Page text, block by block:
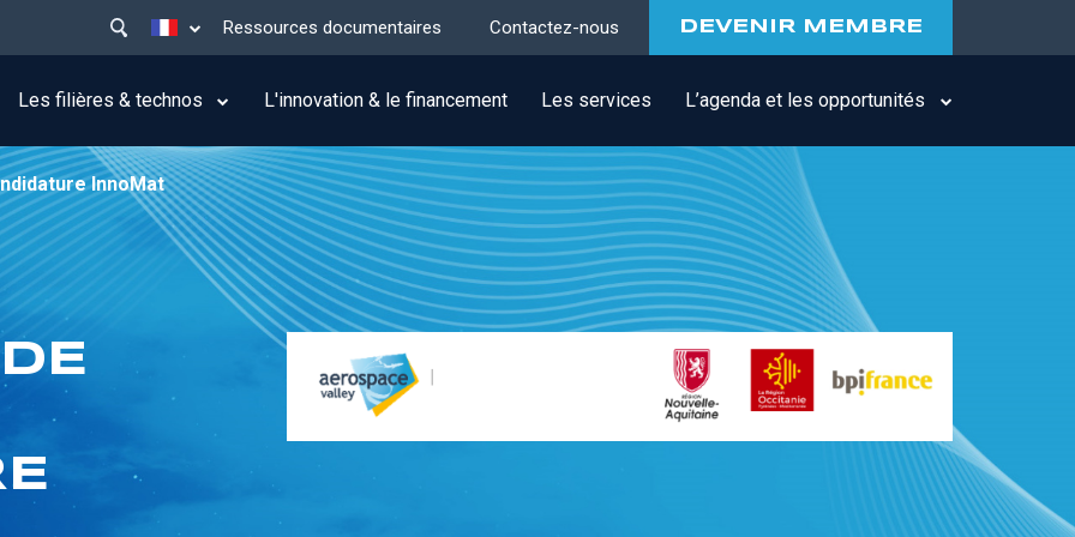
Lister les actions supplémentaires
menu
top
Ressources documentaires Contactez-nous DEVENIR MEMBRE
Les filières & technos L'innovation & le financement Les services L’agenda et les opportunités
InnoMat